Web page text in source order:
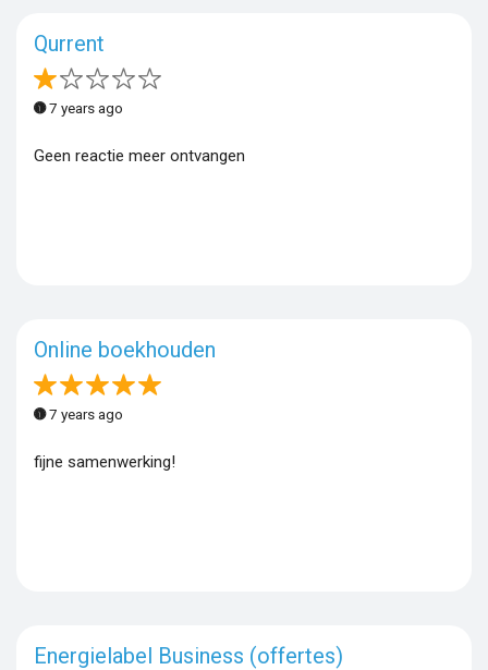
Qurrent
7 years ago
Geen reactie meer ontvangen
Online boekhouden
7 years ago
fijne samenwerking!
Energielabel Business (offertes)